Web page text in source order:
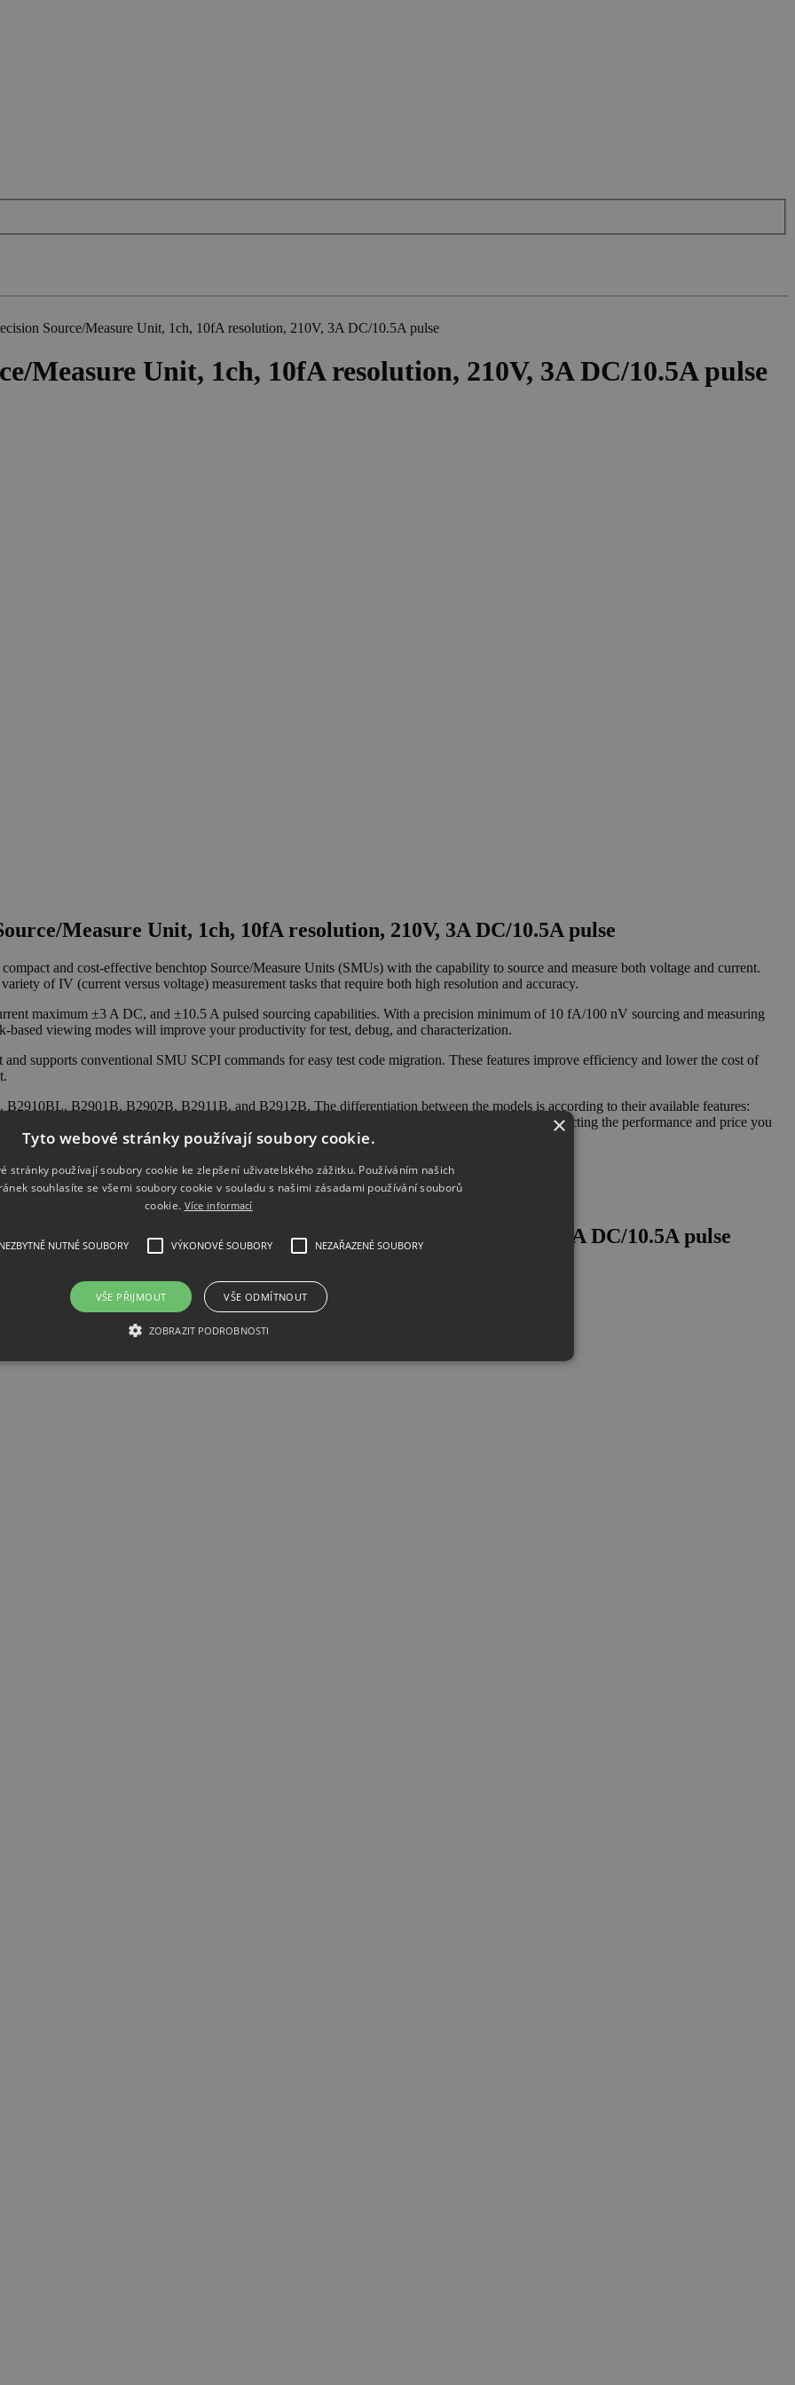
Source/Measure Unit, 1ch, 10fA resolution, 210V, 3A DC/10.5A pulse
Measure Unit, 1ch, 10fA resolution, 210V, 3A DC/10.5A pulse
Measure Unit, 1ch, 10fA resolution, 210V, 3A DC/10.5A pulse
and cost-effective benchtop Source/Measure Units (SMUs) with the capability to source and measure both voltage and current.
of IV (current versus voltage) measurement tasks that require both high resolution and accuracy.
maximum ±3 A DC, and ±10.5 A pulsed sourcing capabilities. With a precision minimum of 10 fA/100 nV sourcing and measuring
viewing modes will improve your productivity for test, debug, and characterization.
supports conventional SMU SCPI commands for easy test code migration. These features improve efficiency and lower the cost of
B2901B, B2902B, B2911B, and B2912B. The differentiation between the models is according to their available features:
timing interval, viewing modes, and SMU channels. These model choices make it easy for selecting the performance and price you
Precision Source/Measure Unit, 1ch, 10fA resolution, 210V, 3A DC/10.5A pulse
×
Tyto webové stránky používají soubory cookie.
stránky používají soubory cookie ke zlepšení uživatelského zážitku. Používáním našich
souhlasíte se všemi soubory cookie v souladu s našimi zásadami používání souborů
cookie. Více informací
NEZBYTNĚ NUTNÉ SOUBORY VÝKONOVÉ SOUBORY NEZAŘAZENÉ SOUBORY
VŠE PŘIJMOUT VŠE ODMÍTNOUT
ZOBRAZIT PODROBNOSTI